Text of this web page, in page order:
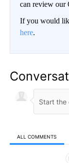
can review our
If you would
here.
ALL COMMENTS
All